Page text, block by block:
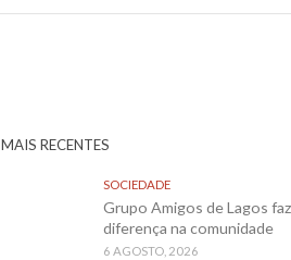
MAIS RECENTES
SOCIEDADE
Grupo Amigos de Lagos
diferença na comunidade
6 AGOSTO, 2026